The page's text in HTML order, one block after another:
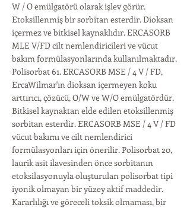
W / O emülgatörü olarak işlev görür.
Etoksillenmiş bir sorbitan esterdir. Dioksan
içermez ve bitkisel kaynaklıdır. ERCASORB
MLE V/FD cilt nemlendiricileri ve vücut
bakım formülasyonlarında kullanılmaktadır.
Polisorbat 61. ERCASORB MSE / 4 V / FD,
ErcaWilmar'ın dioksan içermeyen koku
arttırıcı, çözücü, O/W ve W/O emülgatördür.
Bitkisel kaynaktan elde edilen etoksillenmiş
sorbitan esterdir. ERCASORB MSE / 4 V / FD
vücut bakımı ve cilt nemlendirici
formülasyonları için önerilir. Polisorbat 20,
laurik asit ilavesinden önce sorbitanın
etoksilasyonuyla oluşturulan polisorbat tipi
iyonik olmayan bir yüzey aktif maddedir.
Kararlılığı ve göreceli toksik olmaması, bir